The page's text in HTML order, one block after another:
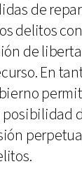
de
delitos
de
En
posibilidad